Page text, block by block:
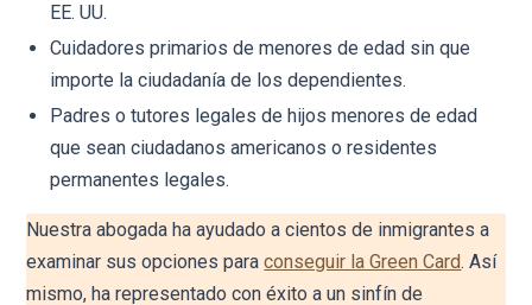
EE. UU.
Cuidadores primarios de menores de edad sin que
importe la ciudadanía de los dependientes.
Padres o tutores legales de hijos menores de edad
que sean ciudadanos americanos o residentes
permanentes legales.
Nuestra abogada ha ayudado a cientos de inmigrantes a
examinar sus opciones paraconseguir la Green Card. Así
mismo, ha representado con éxito a un sinfín de